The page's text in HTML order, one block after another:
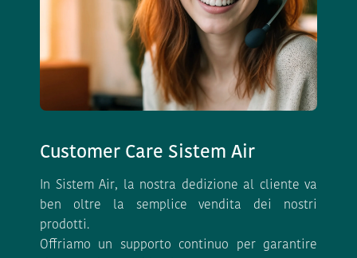
Customer Care Sistem Air
In Sistem Air, la nostra dedizione al cliente va
ben oltre la semplice vendita dei nostri
prodotti.
Offriamo un supporto continuo per garantire